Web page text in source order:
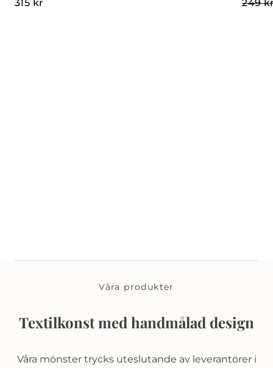
315 kr 249
Våra produkter
Textilkonst med handmålad design
Våra mönster trycks uteslutande av leverantörer i